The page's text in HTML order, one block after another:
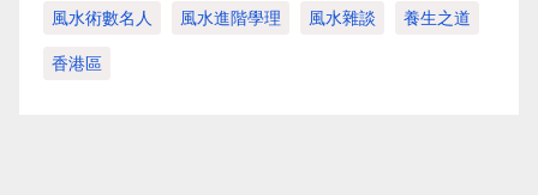
風水術數名人 風水進階學理 風水雜談 養生之道
香港區